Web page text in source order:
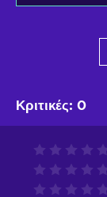
Κριτικές: 0